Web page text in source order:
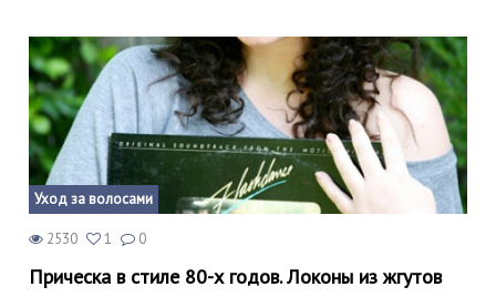
Уход за волосами
2530 1 0
Прическа в стиле 80-х годов. Локоны из жгутов